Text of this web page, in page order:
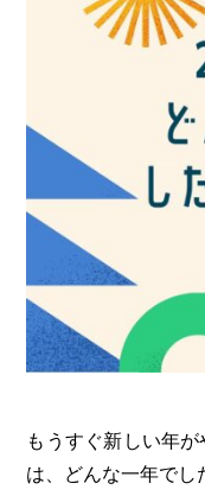
もうすぐ新しい年
は、どんな一年でし